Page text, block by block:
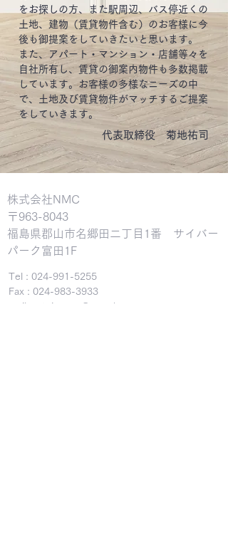
をお探しの方、また駅周辺、バス停近くの
土地、建物（賃貸物件含む）のお客様に今
後も御提案をしていきたいと思います。
また​、アパート・マンション・店舗等々を
自社所有し、賃貸の御案内物件も多数掲載
しています。お客様の多様なニーズの中
で、土地及び賃貸物件がマッチするご提案
をしていきます。
代表取締役 菊地祐司
​株式会社NMC
​〒963-8043
福島県郡山市名郷田二丁目1番 サイバー
パーク富田1F
Tel : 024-991-5255
Fax : 024-983-3933
​mail：
otoiawase@nmc-k.com